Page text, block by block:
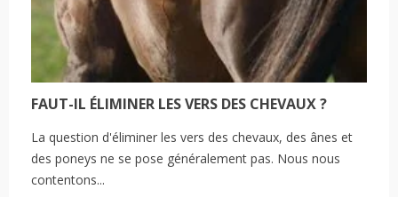
FAUT-IL ÉLIMINER LES VERS DES CHEVAUX ?
La question d'éliminer les vers des chevaux, des ânes et
des poneys ne se pose généralement pas. Nous nous
contentons...